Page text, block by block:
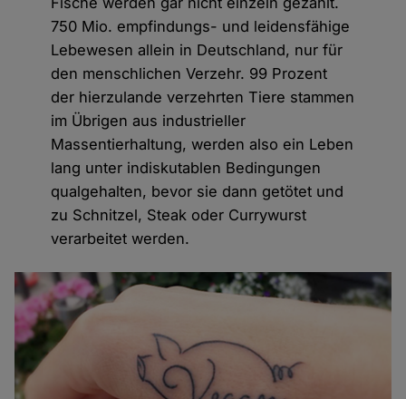
750 Mio. empfindungs- und leidensfähige
Lebewesen allein in Deutschland, nur für
den menschlichen Verzehr. 99 Prozent
der hierzulande verzehrten Tiere stammen
im Übrigen aus industrieller
Massentierhaltung, werden also ein Leben
lang unter indiskutablen Bedingungen
qualgehalten, bevor sie dann getötet und
zu Schnitzel, Steak oder Currywurst
verarbeitet werden.